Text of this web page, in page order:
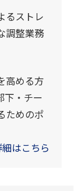
るストレ
調整業務
高める方
下・チー
ためのポ
はこちら